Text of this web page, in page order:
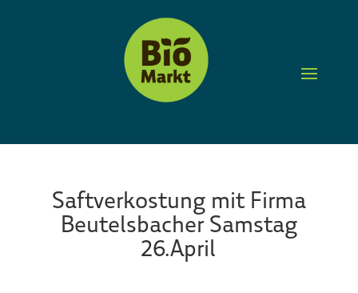
Saftverkostung mit Firma
Beutelsbacher Samstag
26.April